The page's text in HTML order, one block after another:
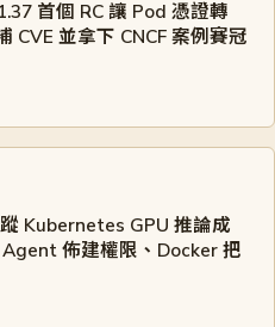
首個 RC 讓 Pod 憑證轉
CVE 並拿下 CNCF 案例賽冠
Kubernetes GPU 推論成
佈建權限、Docker 把